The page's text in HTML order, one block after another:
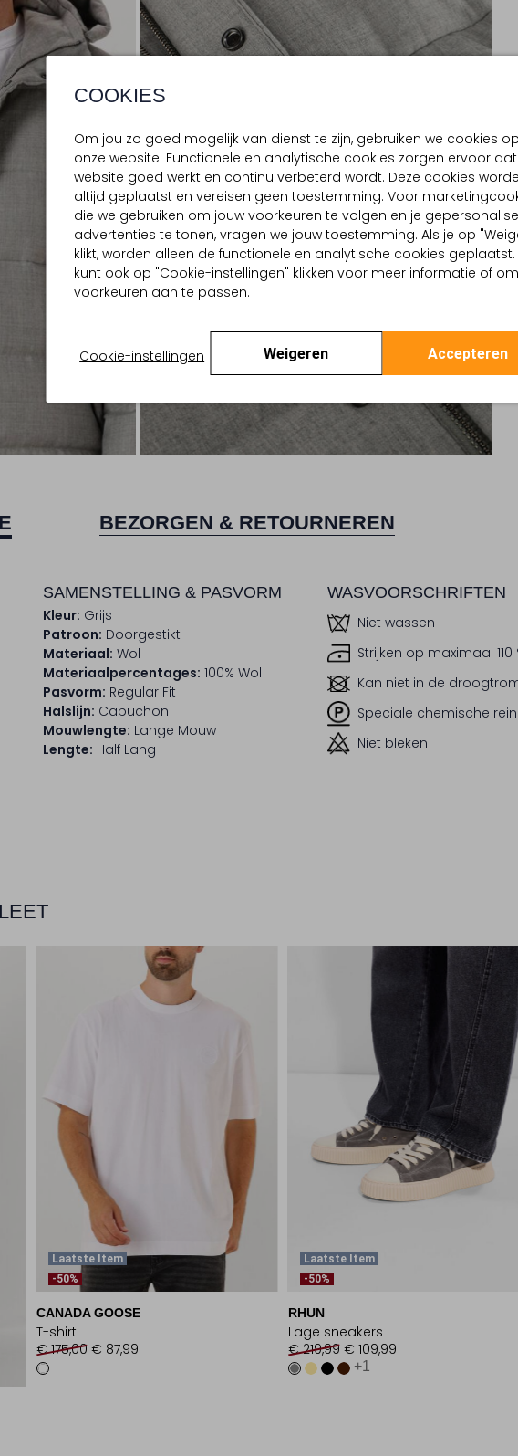
COOKIES
Om jou zo goed mogelijk van dienst te zijn, gebruiken we cookies op
onze website. Functionele en analytische cookies zorgen ervoor
website goed werkt en continu verbeterd wordt. Deze cookies
altijd geplaatst en vereisen geen toestemming. Voor
die we gebruiken om jouw voorkeuren te volgen en je
advertenties te tonen, vragen we jouw toestemming. Als je op
klikt, worden alleen de functionele en analytische cookies geplaatst.
kunt ook op "Cookie-instellingen" klikken voor meer informatie of
voorkeuren aan te passen.
Cookie-instellingen Weigeren Accepteren
BEZORGEN & RETOURNEREN
SAMENSTELLING & PASVORM
Kleur: Grijs
Patroon: Doorgestikt
Materiaal: Wol
Materiaalpercentages: 100% Wol
Pasvorm: Regular Fit
Halslijn: Capuchon
Mouwlengte: Lange Mouw
Lengte: Half Lang
WASVOORSCHRIFTEN
Niet wassen
Strijken op maximaal 110
Kan niet in de
Speciale chemische
Niet bleken
Laatste Item
-50%
CANADA GOOSE
T-shirt
€ 175,00 € 87,99
Laatste Item
-50%
RHUN
Lage sneakers
€ 219,99 € 109,99
+1